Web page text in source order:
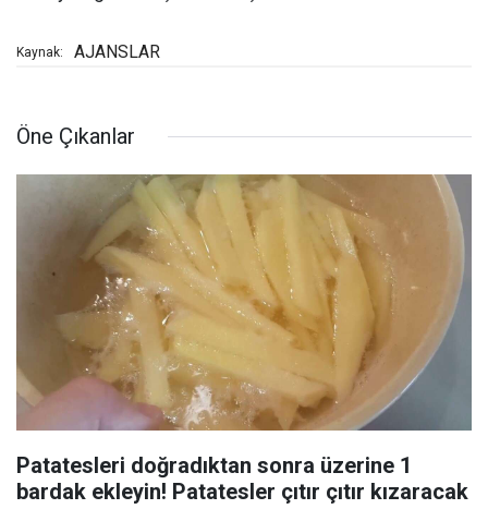
Kaynak: AJANSLAR
Öne Çıkanlar
Patatesleri doğradıktan sonra üzerine 1
bardak ekleyin! Patatesler çıtır çıtır kızaracak